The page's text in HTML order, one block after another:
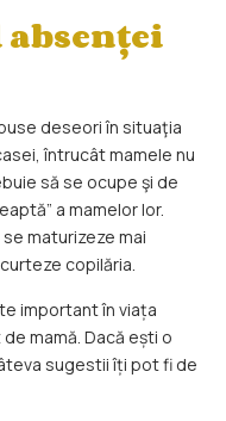
deseori în situaţia
întrucât mamele nu
să se ocupe şi de
a mamelor lor.
maturizeze mai
copilăria.
important în viața
mamă. Dacă ești o
sugestii îți pot fi de